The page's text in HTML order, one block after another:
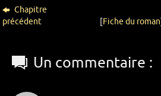
Chapitre
précédent
[Fiche du roman]
Un commentaire :